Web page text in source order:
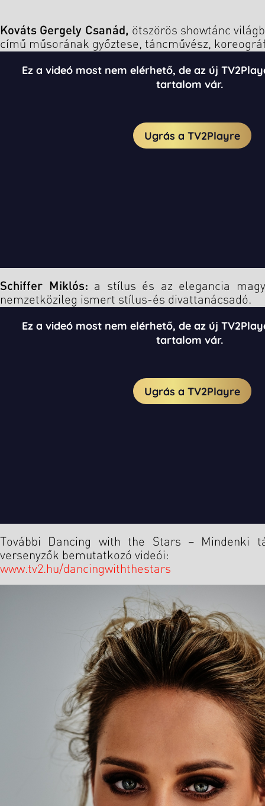
Kováts Gergely Csanád, ötszörös showtánc
című műsorának győztese, táncművész,
Schiffer Miklós: a stílus és az elegancia
nemzetközileg ismert stílus-és divattanácsadó.
További Dancing with the Stars – Mindenki
versenyzők bemutatkozó videói:
www.tv2.hu/dancingwiththestars